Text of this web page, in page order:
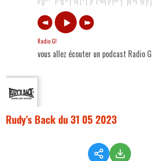
Radio G!
vous allez écouter un podcast Radio
Rudy's Back du 31 05 2023